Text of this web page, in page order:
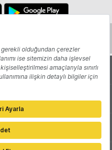
Yazarlar
Reklam